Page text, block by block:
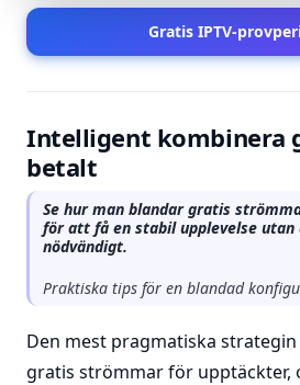
Gratis IPTV-
Intelligent kombinera
betalt
Se hur man blandar gratis
för att få en stabil upplevelse
nödvändigt.
Praktiska tips för en blandad
Den mest pragmatiska
gratis strömmar för upptäckter,